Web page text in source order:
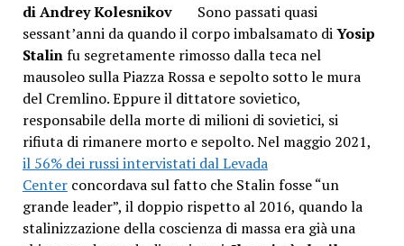
di Andrey KolesnikovSono passati quasi
sessant’anni da quando il corpo imbalsamato diYosip
Stalinfu segretamente rimosso dalla teca nel
mausoleo sulla Piazza Rossa e sepolto sotto le mura
del Cremlino. Eppure il dittatore sovietico,
responsabile della morte di milioni di sovietici, si
rifiuta di rimanere morto e sepolto. Nel maggio 2021,
il 56% dei russi intervistati dal Levada
Centerconcordava sul fatto che Stalin fosse “un
grande leader”, il doppio rispetto al 2016, quando la
stalinizzazione della coscienza di massa era già una